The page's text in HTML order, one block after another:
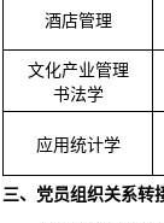
酒店管理
文化产业管理
书法学
应用统计学
三、党员组织关系转